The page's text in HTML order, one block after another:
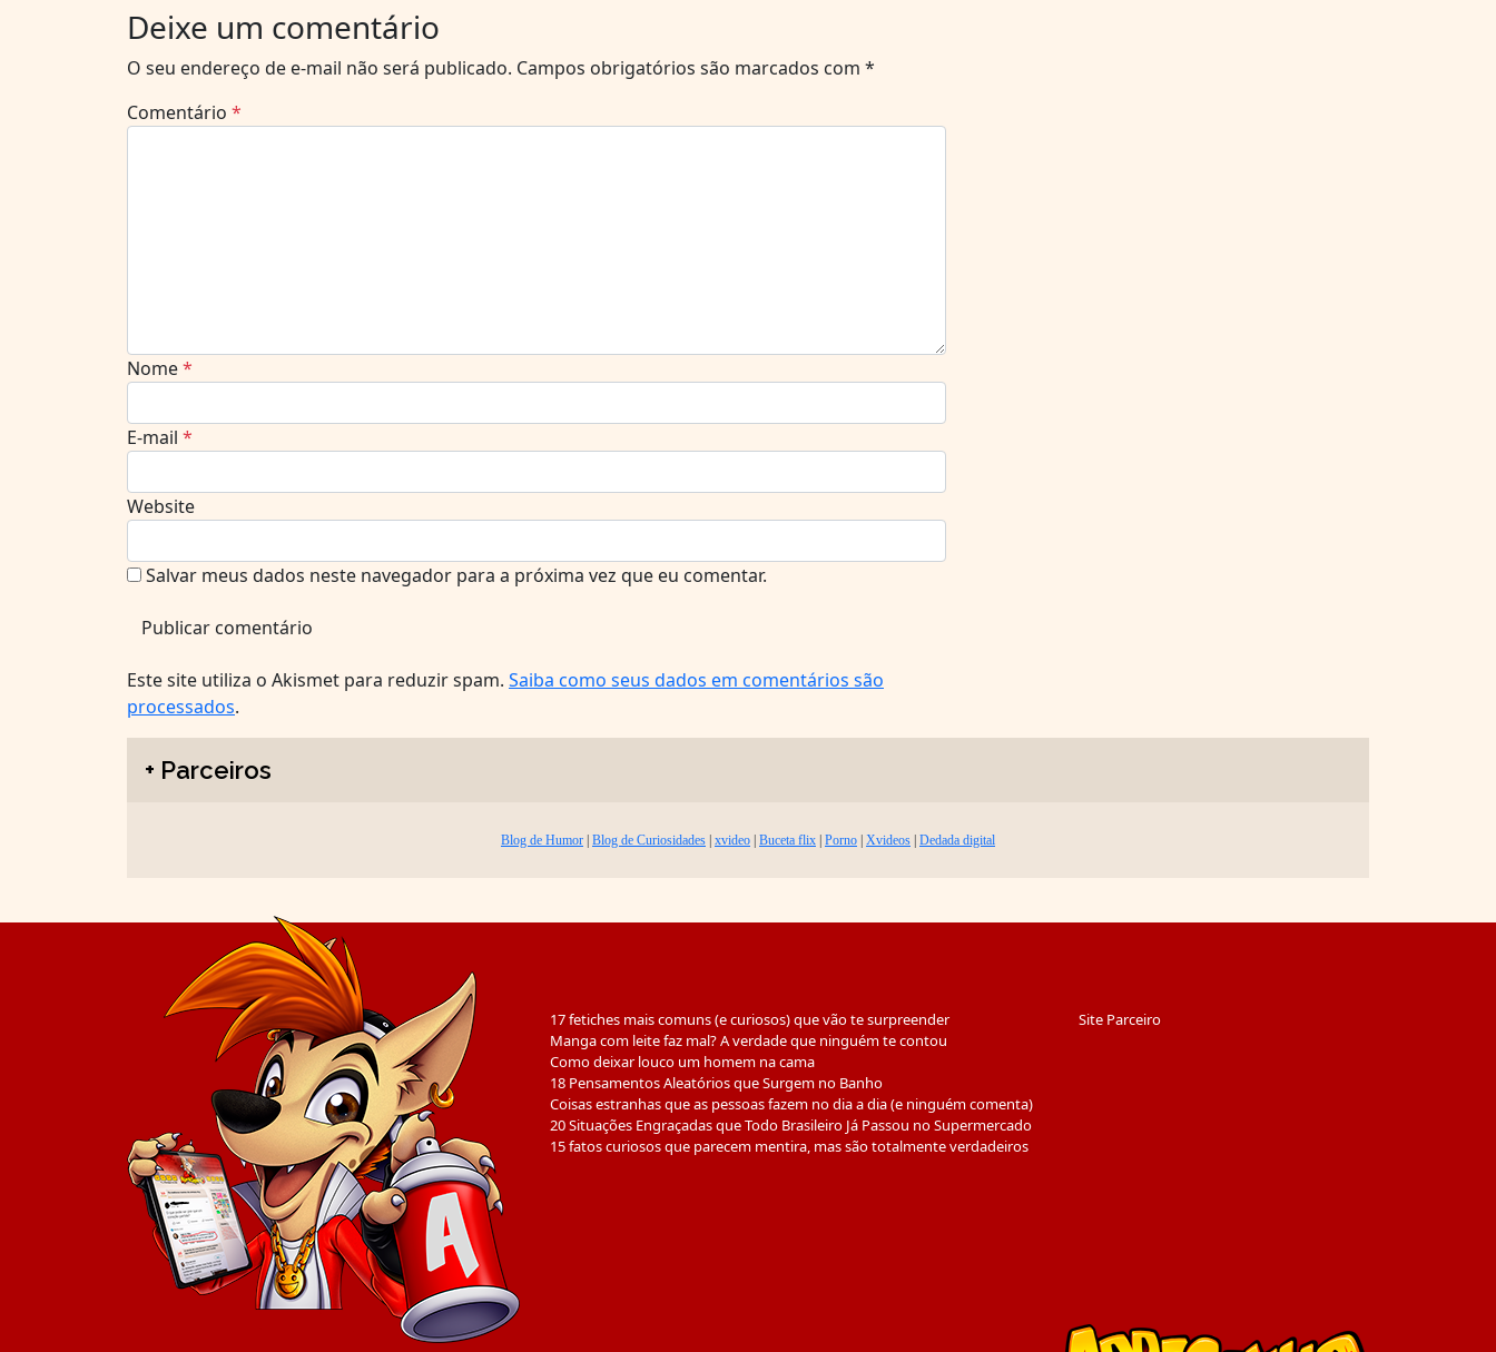
Deixe um comentário
O seu endereço de e-mail não será publicado. Campos obrigatórios são marcados com *
Comentário *
Nome*
E-mail *
Website
Salvar meus dados neste navegador para a próxima vez que eu comentar.
Este site utiliza o Akismet para reduzir spam. Saiba como seus dados em comentários são
processados.
+ Parceiros
Blog de Humor Blog de Curiosidades xvideo Buceta flix Porno Xvideos Dedada digital
17 fetiches mais comuns (e curiosos) que vão te surpreender
Manga com leite faz mal? A verdade que ninguém te contou
Como deixar louco um homem na cama
18 Pensamentos Aleatórios que Surgem no Banho
Coisas estranhas que as pessoas fazem no dia a dia (e ninguém comenta)
20 Situações Engraçadas que Todo Brasileiro Já Passou no Supermercado
15 fatos curiosos que parecem mentira, mas são totalmente verdadeiros
Site Parceiro